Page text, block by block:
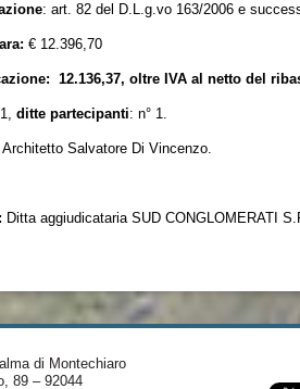
: art. 82 del D.L.g.vo 163/2006 e
€ 12.396,70
12.136,37, oltre IVA al netto del
ditte partecipanti: n° 1.
Salvatore Di Vincenzo.
Ditta aggiudicataria SUD CONGLOMERATI
di Montechiaro
89 – 92044